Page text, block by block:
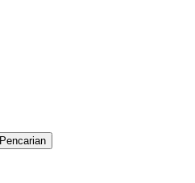
Pencarian